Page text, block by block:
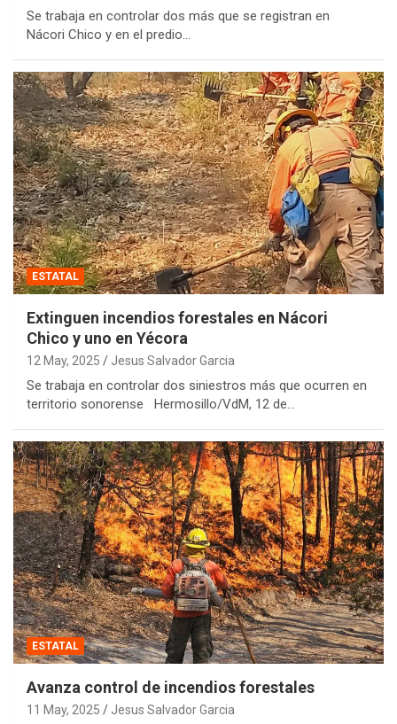
Se trabaja en controlar dos más que se registran en
Nácori Chico y en el predio…
ESTATAL
Extinguen incendios forestales en Nácori
Chico y uno en Yécora
12 May, 2025 Jesus Salvador Garcia
Se trabaja en controlar dos siniestros más que ocurren en
territorio sonorense Hermosillo/VdM, 12 de…
ESTATAL
Avanza control de incendios forestales
11 May, 2025 Jesus Salvador Garcia